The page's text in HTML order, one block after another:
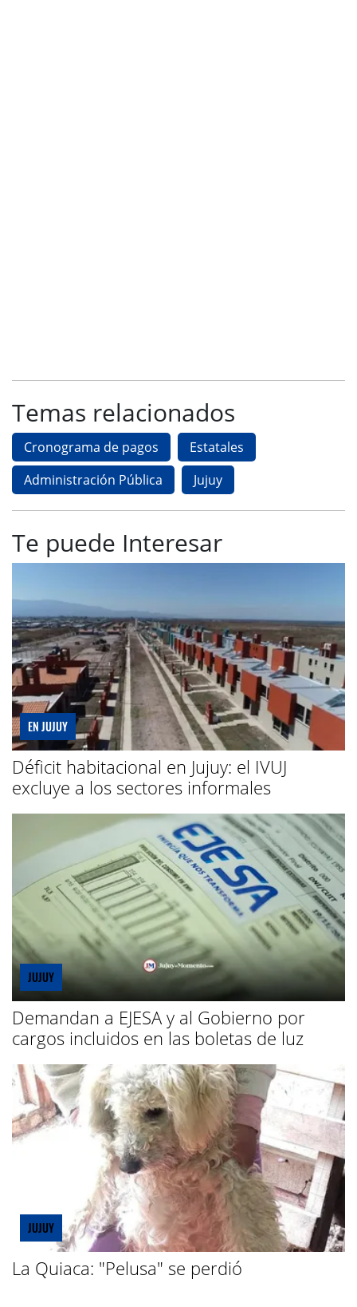
Temas relacionados
Cronograma de pagos
Estatales
Administración Pública
Jujuy
Te puede Interesar
EN JUJUY
Déficit habitacional en Jujuy: el IVUJ
excluye a los sectores informales
JUJUY
Demandan a EJESA y al Gobierno por
cargos incluidos en las boletas de luz
JUJUY
La Quiaca: "Pelusa" se perdió